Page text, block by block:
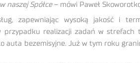
naszej Spółce– mówi Paweł
zapewniając wysoką jakość i
realizacji zadań w strefach
auta bezemisyjne. Już w tym roku